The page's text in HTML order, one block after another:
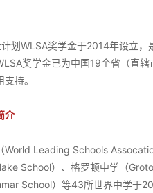
划WLSA奖学金于2014年设立
奖学金已为中国19个省（直
持。
介
World Leading Schools
School）、格罗顿中学（
School）等43所世界中学于